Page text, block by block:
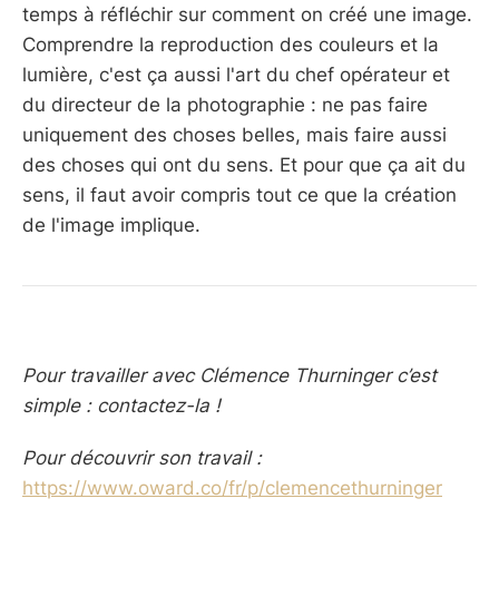
temps à réfléchir sur comment on créé une image.
Comprendre la reproduction des couleurs et la
lumière, c'est ça aussi l'art du chef opérateur et
du directeur de la photographie : ne pas faire
uniquement des choses belles, mais faire aussi
des choses qui ont du sens. Et pour que ça ait du
sens, il faut avoir compris tout ce que la création
de l'image implique.
Pour travailler avec Clémence Thurninger c’est
simple : contactez-la !
Pour découvrir son travail :
https://www.oward.co/fr/p/clemencethurninger